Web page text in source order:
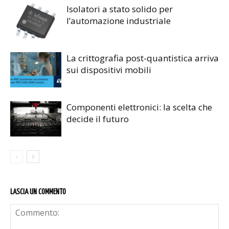
Isolatori a stato solido per
l’automazione industriale
La crittografia post-quantistica arriva
sui dispositivi mobili
Componenti elettronici: la scelta che
decide il futuro
LASCIA UN COMMENTO